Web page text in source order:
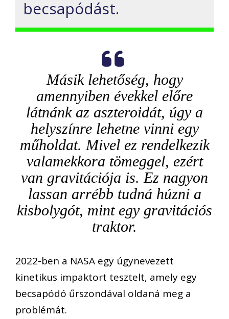
becsapódást.
Másik lehetőség, hogy
amennyiben évekkel előre
látnánk az aszteroidát, úgy a
helyszínre lehetne vinni egy
műholdat. Mivel ez rendelkezik
valamekkora tömeggel, ezért
van gravitációja is. Ez nagyon
lassan arrébb tudná húzni a
kisbolygót, mint egy gravitációs
traktor.
2022-ben a NASA egy úgynevezett
kinetikus impaktort tesztelt, amely egy
becsapódó űrszondával oldaná meg a
problémát.